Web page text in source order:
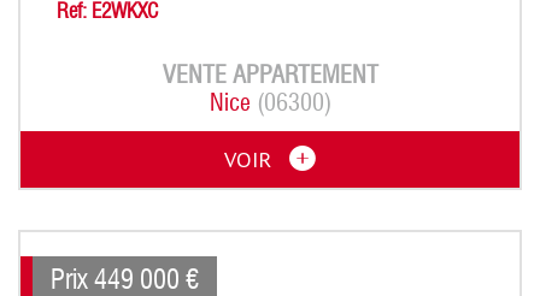
Ref: E2WKXC
VENTE APPARTEMENT
Nice (06300)
VOIR
Prix 449 000 €